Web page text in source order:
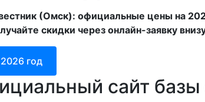
(Омск): официальные цены на
скидки через онлайн-заявку
год
сайт